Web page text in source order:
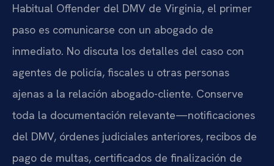
Habitual Offender del DMV de Virginia, el primer
paso es comunicarse con un abogado de
inmediato. No discuta los detalles del caso con
agentes de policía, fiscales u otras personas
ajenas a la relación abogado-cliente. Conserve
toda la documentación relevante—notificaciones
del DMV, órdenes judiciales anteriores, recibos de
pago de multas, certificados de finalización de